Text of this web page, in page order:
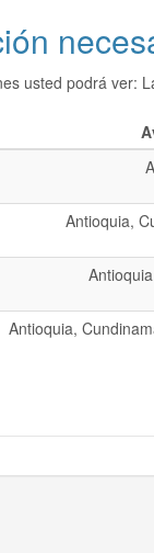
usted podrá ver:
Antioquia,
Antioquia,